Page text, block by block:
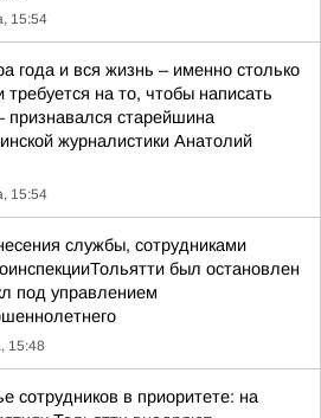
15:54
года и вся жизнь – именно столько
требуется на то, чтобы написать
признавался старейшина
журналистики Анатолий
15:54
службы, сотрудниками
был остановлен
под управлением
15:48
сотрудников в приоритете: на